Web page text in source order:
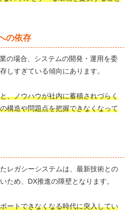
の依存
の場合、システムの開発・運用を委
しすぎている傾向にあります。
、ノウハウが社内に蓄積されづらく
構造や問題点を把握できなくなって
レガシーシステムは、最新技術との
ため、DX推進の障壁となります。
ートできなくなる時代に突入してい